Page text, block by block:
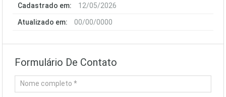
Cadastrado em: 12/05/2026
Atualizado em: 00/00/0000
Formulário De Contato